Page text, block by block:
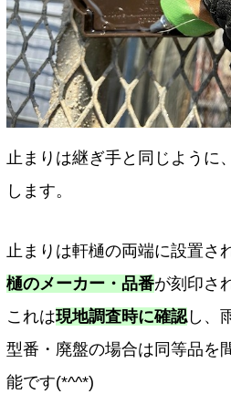
止まりは継ぎ手と同じように
します。
止まりは軒樋の両端に設置さ
樋のメーカー・品番が刻印さ
これは現地調査時に確認し、
型番・廃盤の場合は同等品を
能です(*^^*)